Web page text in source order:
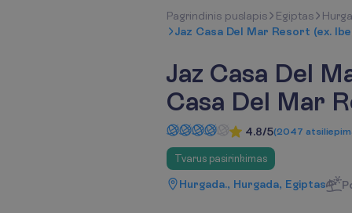
Pagrindinis puslapis Egiptas
Jaz Casa Del Mar Resort (ex.
Jaz Casa Del
Casa Del Mar
4.8/5(2047
Tvarus pasirinkimas
Hurgada., Hurgada, Egiptas